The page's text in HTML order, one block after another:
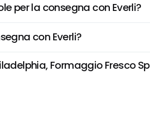
per la consegna con Everli?
con Everli?
Formaggio Fresco